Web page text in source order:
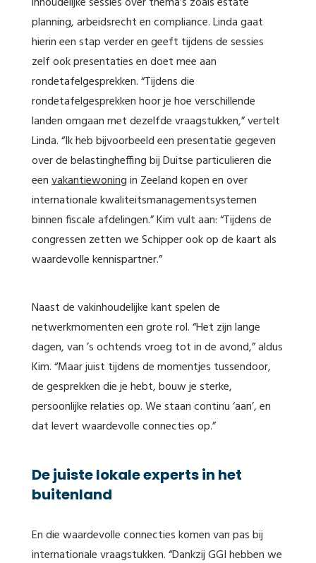
planning, arbeidsrecht en compliance. Linda gaat
hierin een stap verder en geeft tijdens de sessies
zelf ook presentaties en doet mee aan
rondetafelgesprekken. “Tijdens die
rondetafelgesprekken hoor je hoe verschillende
landen omgaan met dezelfde vraagstukken,” vertelt
Linda. “Ik heb bijvoorbeeld een presentatie gegeven
over de belastingheffing bij Duitse particulieren die
eenvakantiewoningin Zeeland kopen en over
internationale kwaliteitsmanagementsystemen
binnen fiscale afdelingen.” Kim vult aan: “Tijdens de
congressen zetten we Schipper ook op de kaart als
waardevolle kennispartner.”
Naast de vakinhoudelijke kant spelen de
netwerkmomenten een grote rol. “Het zijn lange
dagen, van ’s ochtends vroeg tot in de avond,” aldus
Kim. “Maar juist tijdens de momentjes tussendoor,
de gesprekken die je hebt, bouw je sterke,
persoonlijke relaties op. We staan continu ‘aan’, en
dat levert waardevolle connecties op.”
De juiste lokale experts in het
buitenland
En die waardevolle connecties komen van pas bij
internationale vraagstukken. “Dankzij GGI hebben we